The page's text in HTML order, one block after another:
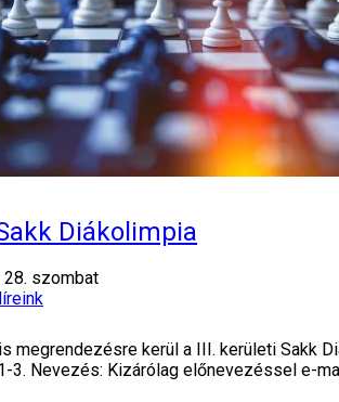
Diákolimpia
28. szombat
megrendezésre kerül a III. kerületi Sakk
3. Nevezés: Kizárólag előnevezéssel e-